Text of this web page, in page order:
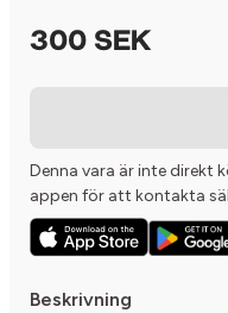
300 SEK
Denna vara är inte direkt
appen för att kontakta
Beskrivning